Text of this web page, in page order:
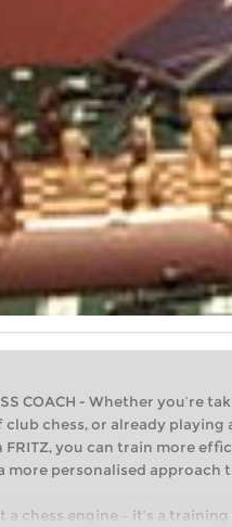
COACH - Whether you’re
chess, or already playing
you can train more
personalised approach
a chess engine – it’s a